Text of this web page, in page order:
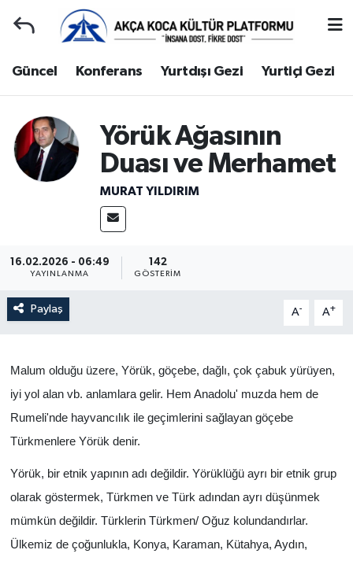
Güncel Konferans Yurtdışı Gezi Yurtiçi Gezi
Yörük Ağasının
Duası ve Merhamet
MURAT YILDIRIM
16.02.2026 - 06:49
YAYINLANMA
142
GÖSTERIM
Paylaş A- A+
Malum olduğu üzere, Yörük, göçebe, dağlı, çok çabuk yürüyen,
iyi yol alan vb. anlamlara gelir. Hem Anadolu' muzda hem de
Rumeli'nde hayvancılık ile geçimlerini sağlayan göçebe
Türkmenlere Yörük denir.
Yörük, bir etnik yapının adı değildir. Yörüklüğü ayrı bir etnik grup
olarak göstermek, Türkmen ve Türk adından ayrı düşünmek
mümkün değildir. Türklerin Türkmen/ Oğuz kolundandırlar.
Ülkemiz de çoğunlukla, Konya, Karaman, Kütahya, Aydın,
Gençlerle Başbaşa
Güncel
Konferans
Yurtdışı Gezi
Yurtiçi Gezi
Ziyaretler
Yönetim Kurulu
Yüksek İstişare Kurulu
Kocaeli Hava Durumu
Kocaeli Namaz Vakitleri
Kocaeli Trafik Yoğunluk Haritası
Süper Lig Puan Durumu ve Fikstür
Tüm Manşetler
Son Dakika Haberleri